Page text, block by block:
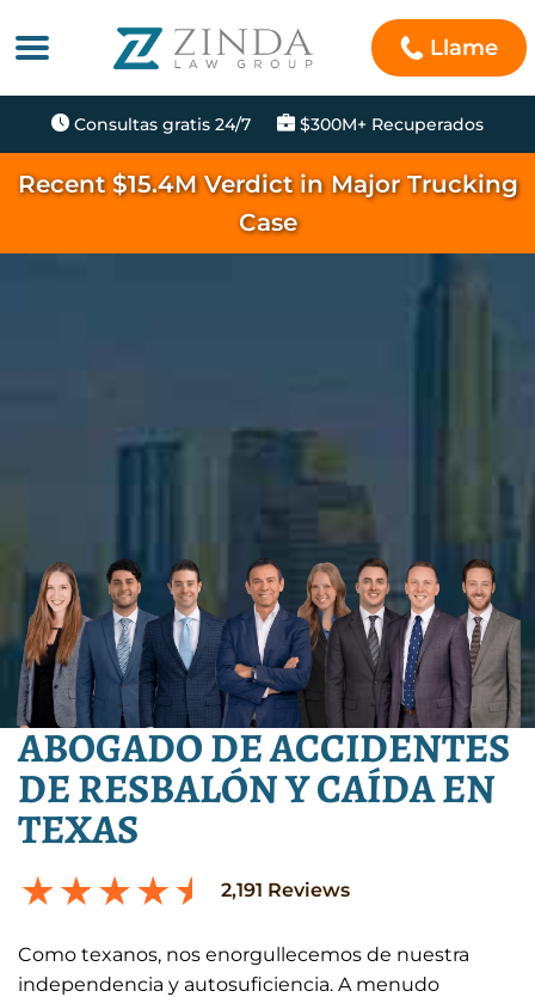
Llame
Consultas gratis 24/7 $300M+ Recuperados
Recent $15.4M Verdict in Major Trucking
Case
ABOGADO DE ACCIDENTES
DE RESBALÓN Y CAÍDA EN
TEXAS
2,191 Reviews
Como texanos, nos enorgullecemos de nuestra
independencia y autosuficiencia. A menudo